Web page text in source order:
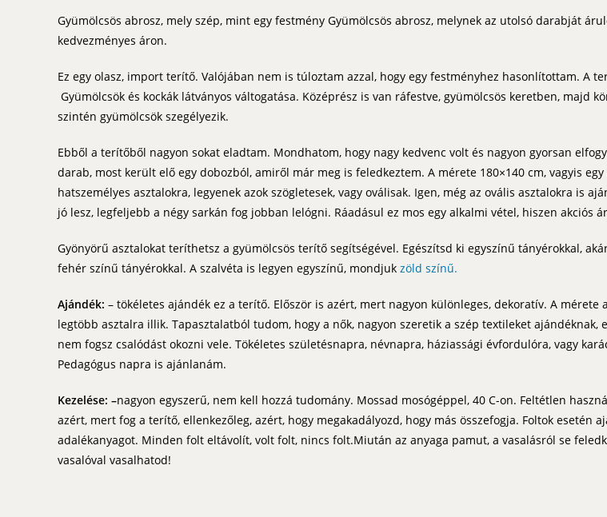
Gyümölcsös abrosz, mely szép, mint egy festmény Gyümölcsös abrosz, melynek az utolsó darabját
kedvezményes áron.
Ez egy olasz, import terítő. Valójában nem is túloztam azzal, hogy egy festményhez hasonlítottam. A
Gyümölcsök és kockák látványos váltogatása. Középrész is van ráfestve, gyümölcsös keretben, majd
szintén gyümölcsök szegélyezik.
Ebből a terítőből nagyon sokat eladtam. Mondhatom, hogy nagy kedvenc volt és nagyon gyorsan
darab, most került elő egy dobozból, amiről már meg is feledkeztem. A mérete 180×140 cm, vagyis egy
hatszemélyes asztalokra, legyenek azok szögletesek, vagy oválisak. Igen, még az ovális asztalokra is
jó lesz, legfeljebb a négy sarkán fog jobban lelógni. Ráadásul ez mos egy alkalmi vétel, hiszen akciós
Gyönyörű asztalokat teríthetsz a gyümölcsös terítő segítségével. Egészítsd ki egyszínű tányérokkal,
fehér színű tányérokkal. A szalvéta is legyen egyszínű, mondjuk zöld színű.
Ajándék: – tökéletes ajándék ez a terítő. Először is azért, mert nagyon különleges, dekoratív. A mérete
legtöbb asztalra illik. Tapasztalatból tudom, hogy a nők, nagyon szeretik a szép textileket ajándéknak,
nem fogsz csalódást okozni vele. Tökéletes születésnapra, névnapra, háziassági évfordulóra, vagy
Pedagógus napra is ajánlanám.
Kezelése: –nagyon egyszerű, nem kell hozzá tudomány. Mossad mosógéppel, 40 C-on. Feltétlen
azért, mert fog a terítő, ellenkezőleg, azért, hogy megakadályozd, hogy más összefogja. Foltok esetén
adalékanyagot. Minden folt eltávolít, volt folt, nincs folt.Miután az anyaga pamut, a vasalásról se
vasalóval vasalhatod!